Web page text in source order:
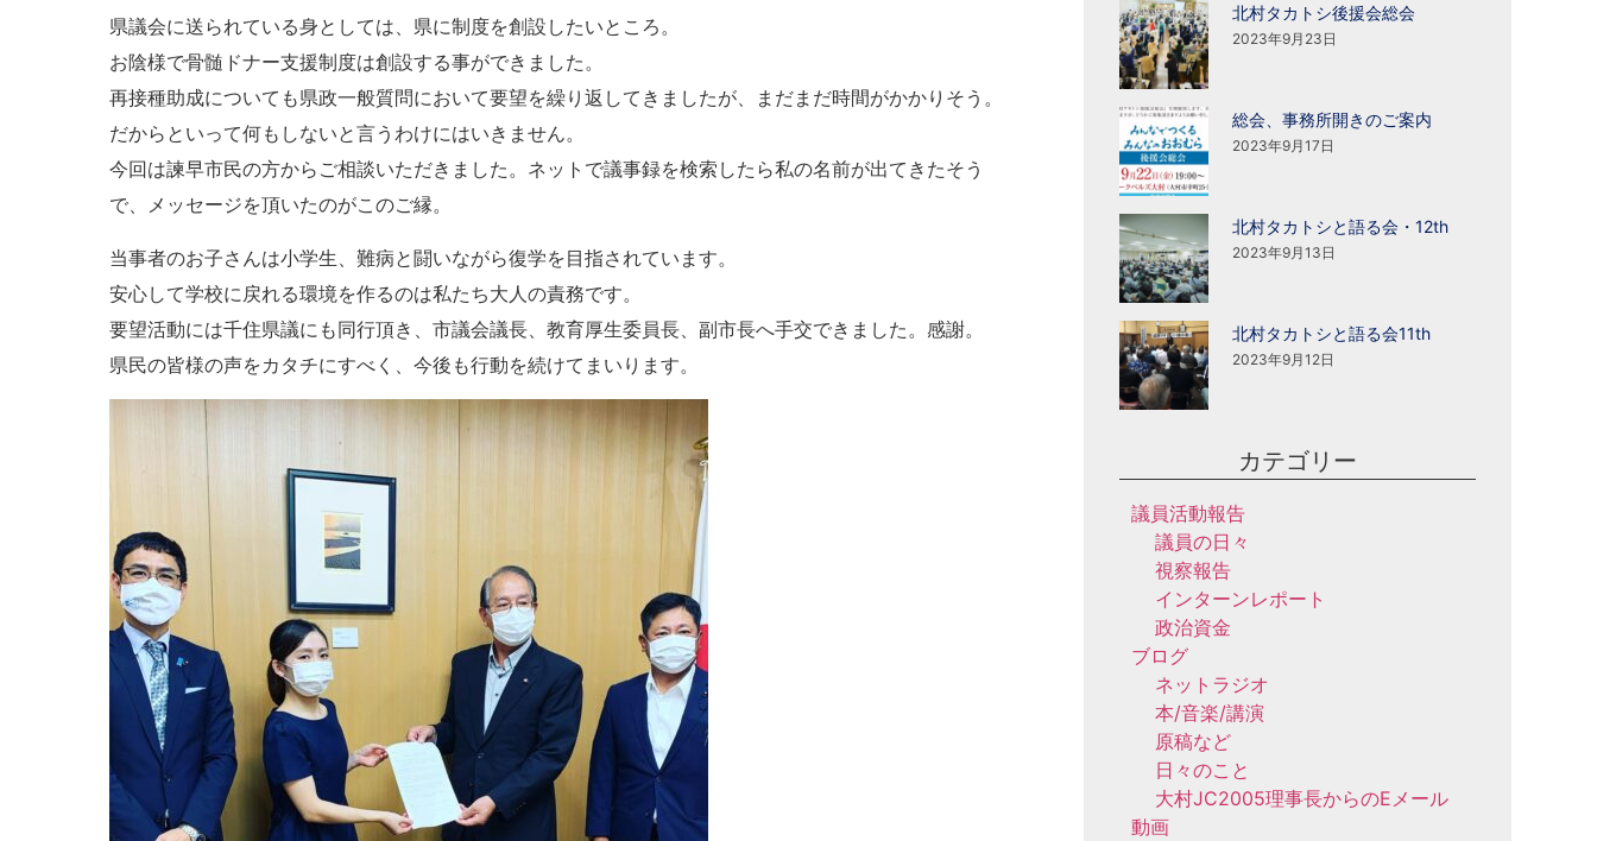
県議会に送られている身としては、県に制度を創設したいところ。
お陰様で骨髄ドナー支援制度は創設する事ができました。
再接種助成についても県政一般質問において要望を繰り返してきましたが、まだまだ時間がかかりそう。
だからといって何もしないと言うわけにはいきません。
今回は諫早市民の方からご相談いただきました。ネットで議事録を検索したら私の名前が出てきたそう
で、メッセージを頂いたのがこのご縁。
当事者のお子さんは小学生、難病と闘いながら復学を目指されています。
安心して学校に戻れる環境を作るのは私たち大人の責務です。
要望活動には千住県議にも同行頂き、市議会議長、教育厚生委員長、副市長へ手交できました。感謝。
県民の皆様の声をカタチにすべく、今後も行動を続けてまいります。
北村タカトシ後援会総会
2023年9月23日
総会、事務所開きのご案内
2023年9月17日
北村タカトシと語る会・12th
2023年9月13日
北村タカトシと語る会11th
2023年9月12日
カテゴリー
議員活動報告
議員の日々
視察報告
インターンレポート
政治資金
ブログ
ネットラジオ
本/音楽/講演
原稿など
日々のこと
大村JC2005理事長からのEメール
動画